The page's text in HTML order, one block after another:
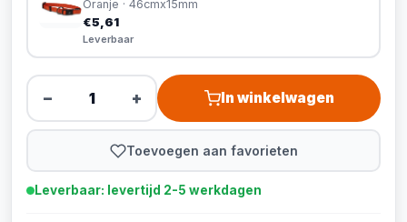
Oranje · 46cmx15mm
€5,61
Leverbaar
− + In winkelwagen
Toevoegen aan favorieten
Leverbaar: levertijd 2-5 werkdagen